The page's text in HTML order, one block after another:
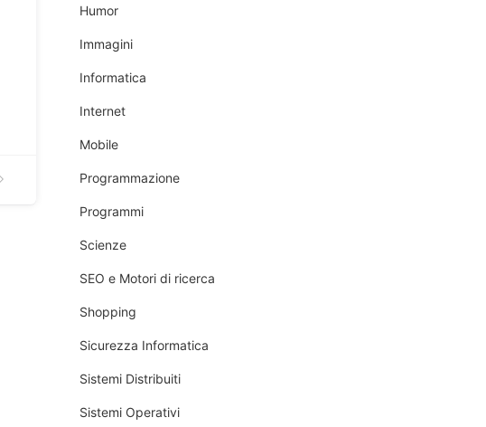
Humor
Immagini
Informatica
Internet
Mobile
Programmazione
Programmi
Scienze
SEO e Motori di ricerca
Shopping
Sicurezza Informatica
Sistemi Distribuiti
Sistemi Operativi